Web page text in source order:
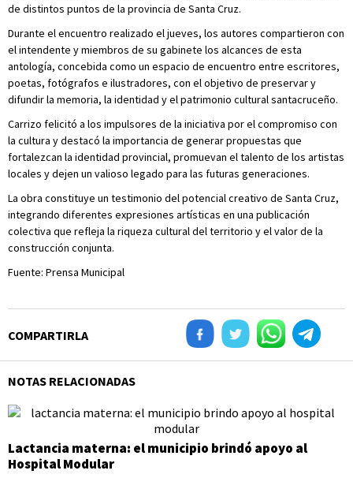
de distintos puntos de la provincia de Santa Cruz.
Durante el encuentro realizado el jueves, los autores compartieron con
el intendente y miembros de su gabinete los alcances de esta
antología, concebida como un espacio de encuentro entre escritores,
poetas, fotógrafos e ilustradores, con el objetivo de preservar y
difundir la memoria, la identidad y el patrimonio cultural santacruceño.
Carrizo felicitó a los impulsores de la iniciativa por el compromiso con
la cultura y destacó la importancia de generar propuestas que
fortalezcan la identidad provincial, promuevan el talento de los artistas
locales y dejen un valioso legado para las futuras generaciones.
La obra constituye un testimonio del potencial creativo de Santa Cruz,
integrando diferentes expresiones artísticas en una publicación
colectiva que refleja la riqueza cultural del territorio y el valor de la
construcción conjunta.
Fuente: Prensa Municipal
COMPARTIRLA
NOTAS RELACIONADAS
Lactancia materna: el municipio brindó apoyo al
Hospital Modular